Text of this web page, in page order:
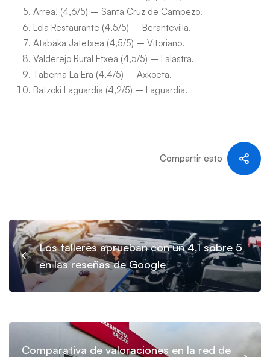
Arrea! (4,6/5) – Santa Cruz de Campezo.
Lola Restaurante (4,5/5) – Berantevilla.
Atabaka Jatetxea (4,5/5) – Vitoriano.
Valderejo Rural Etxea (4,5/5) – Lalastra.
Taberna La Era (4,4/5) – Axkoeta.
Batzoki Laguardia (4,2/5) – Laguardia.
Compartir esto
Los talleres aprueban con un 4,1 sobre 5
en las reseñas de Google
Comparativa de valoraciones en la red de